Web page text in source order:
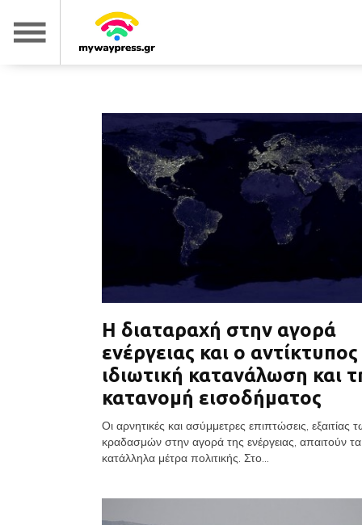
Η διαταραχή στην αγορά
ενέργειας και ο
ιδιωτική κατανάλωση και
κατανομή εισοδήματος
Οι αρνητικές και ασύμμετρες επιπτώσεις, εξαιτίας
κραδασμών στην αγορά της ενέργειας, απαιτούν τα
κατάλληλα μέτρα πολιτικής. Στο...